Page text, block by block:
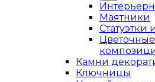
Маятники
Статуэтки
Камни
Ключницы